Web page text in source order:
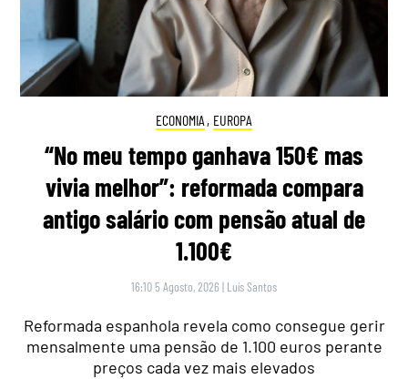
ECONOMIA , EUROPA
“No meu tempo ganhava 150€ mas
vivia melhor”: reformada compara
antigo salário com pensão atual de
1.100€
16:10 5 Agosto, 2026 | Luís Santos
Reformada espanhola revela como consegue gerir
mensalmente uma pensão de 1.100 euros perante
preços cada vez mais elevados